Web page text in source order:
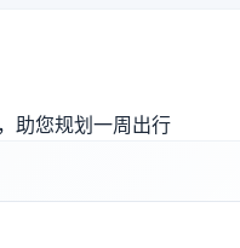
助您规划一周出行